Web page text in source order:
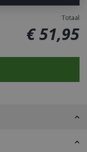
Totaal
€51,95